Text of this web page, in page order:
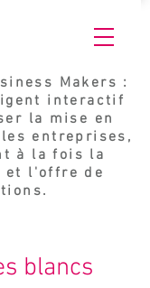
Makers :
interactif
la mise en
entreprises,
à la fois la
et l'offre de
blancs